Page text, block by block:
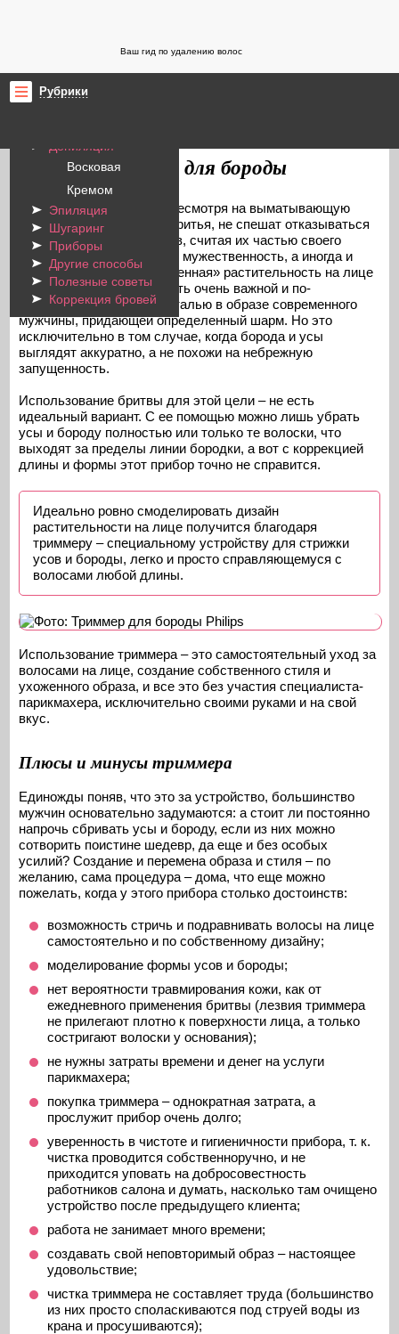
Ваш гид по удалению волос
Рубрики
Депиляция
Восковая
Кремом
Эпиляция
Шугаринг
Приборы
Другие способы
Полезные советы
Коррекция бровей
Триммеры Philips для бороды
Очень многие мужчины, несмотря на выматывающую
ежедневную процедуру бритья, не спешат отказываться
от ношения бороды и усов, считая их частью своего
имиджа, подчеркивающей мужественность, а иногда и
брутальность. «Окультуренная» растительность на лице
действительно может стать очень важной и по-
настоящему стильной деталью в образе современного
мужчины, придающей определенный шарм. Но это
исключительно в том случае, когда борода и усы
выглядят аккуратно, а не похожи на небрежную
запущенность.
Использование бритвы для этой цели – не есть
идеальный вариант. С ее помощью можно лишь убрать
усы и бороду полностью или только те волоски, что
выходят за пределы линии бородки, а вот с коррекцией
длины и формы этот прибор точно не справится.
Идеально ровно смоделировать дизайн
растительности на лице получится благодаря
триммеру – специальному устройству для стрижки
усов и бороды, легко и просто справляющемуся с
волосами любой длины.
Использование триммера – это самостоятельный уход за
волосами на лице, создание собственного стиля и
ухоженного образа, и все это без участия специалиста-
парикмахера, исключительно своими руками и на свой
вкус.
Плюсы и минусы триммера
Единожды поняв, что это за устройство, большинство
мужчин основательно задумаются: а стоит ли постоянно
напрочь сбривать усы и бороду, если из них можно
сотворить поистине шедевр, да еще и без особых
усилий? Создание и перемена образа и стиля – по
желанию, сама процедура – дома, что еще можно
пожелать, когда у этого прибора столько достоинств:
возможность стричь и подравнивать волосы на лице
самостоятельно и по собственному дизайну;
моделирование формы усов и бороды;
нет вероятности травмирования кожи, как от
ежедневного применения бритвы (лезвия триммера
не прилегают плотно к поверхности лица, а только
состригают волоски у основания);
не нужны затраты времени и денег на услуги
парикмахера;
покупка триммера – однократная затрата, а
прослужит прибор очень долго;
уверенность в чистоте и гигиеничности прибора, т. к.
чистка проводится собственноручно, и не
приходится уповать на добросовестность
работников салона и думать, насколько там очищено
устройство после предыдущего клиента;
работа не занимает много времени;
создавать свой неповторимый образ – настоящее
удовольствие;
чистка триммера не составляет труда (большинство
из них просто споласкиваются под струей воды из
крана и просушиваются);